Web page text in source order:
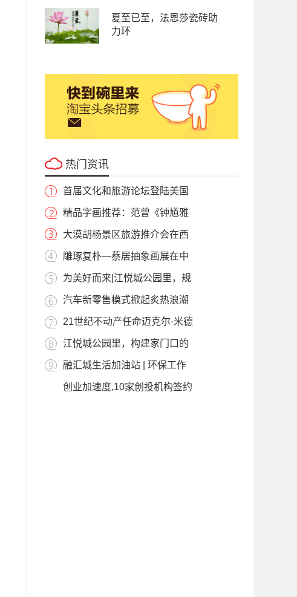
夏至已至，法恩莎瓷砖助
力环
热门资讯
首届文化和旅游论坛登陆美国
精品字画推荐：范曾《钟馗雅
大漠胡杨景区旅游推介会在西
雕琢复朴—蔡居抽象画展在中
为美好而来|江悦城公园里，规
汽车新零售模式掀起炙热浪潮
21世纪不动产任命迈克尔·米德
江悦城公园里，构建家门口的
融汇城生活加油站 | 环保工作
创业加速度,10家创投机构签约